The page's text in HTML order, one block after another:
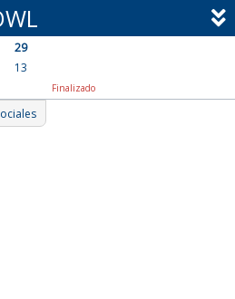
29
13
Finalizado